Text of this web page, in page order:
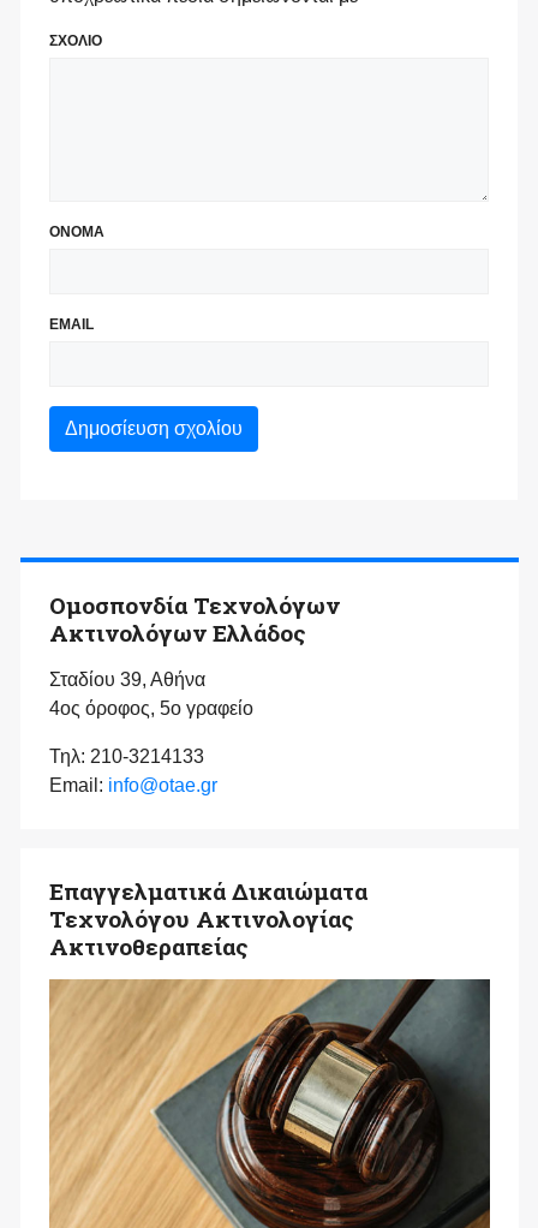
ΣΧΟΛΙΟ
ΟΝΟΜΑ
EMAIL
Ομοσπονδία Τεχνολόγων
Ακτινολόγων Ελλάδος
Σταδίου 39, Αθήνα
4ος όροφος, 5ο γραφείο
Τηλ: 210-3214133
Email: info@otae.gr
Επαγγελματικά Δικαιώματα
Τεχνολόγου Ακτινολογίας
Ακτινοθεραπείας